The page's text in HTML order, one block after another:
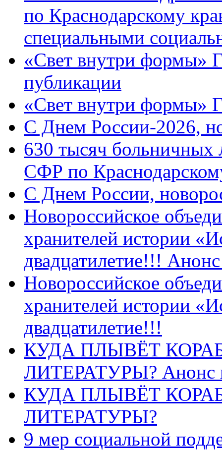
по Краснодарскому
специальными
«Свет внутри формы»
публикации
«Свет внутри формы»
C Днем России-2026,
630 тысяч больничных
СФР по
C Днем России,
Новороссийское
хранителей истории
двадцатилетие!!!
Новороссийское
хранителей истории
двадцатилетие!!!
КУДА ПЛЫВЁТ
ЛИТЕРАТУРЫ? Анонс
КУДА ПЛЫВЁТ
ЛИТЕРАТУРЫ?
9 мер социальной